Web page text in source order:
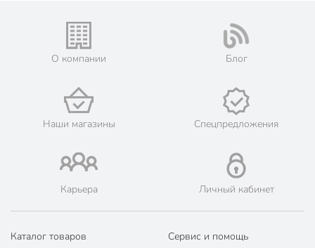
О компании Блог
Наши магазины Спецпредложения
Карьера Личный кабинет
Каталог товаров Сервис и помощь